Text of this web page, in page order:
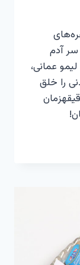
آدم
عمانی،
را خلق
لازم: زمان آماده‌سازی: ۳۰ دقیقهزمان